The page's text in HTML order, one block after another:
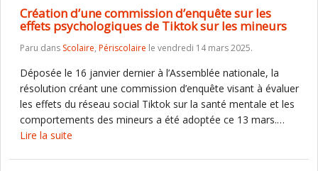
Création d’une commission d’enquête sur les
effets psychologiques de Tiktok sur les mineurs
Paru dans Scolaire, Périscolaire le vendredi 14 mars 2025.
Déposée le 16 janvier dernier à l’Assemblée nationale, la
résolution créant une commission d’enquête visant à évaluer
les effets du réseau social Tiktok sur la santé mentale et les
comportements des mineurs a été adoptée ce 13 mars.…
Lire la suite